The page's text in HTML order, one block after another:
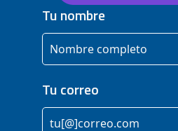
Tu nombre
Tu correo